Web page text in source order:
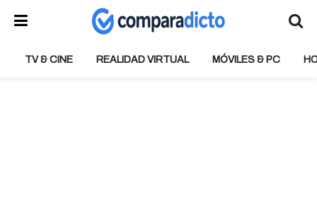
TV & CINE REALIDAD VIRTUAL MÓVILES & PC